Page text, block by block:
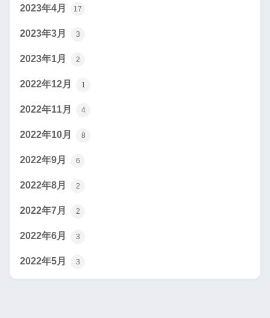
2023年4月 17
2023年3月 3
2023年1月 2
2022年12月 1
2022年11月 4
2022年10月 8
2022年9月 6
2022年8月 2
2022年7月 2
2022年6月 3
2022年5月 3